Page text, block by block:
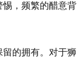
，频繁的醋意背
的拥有。对于狮